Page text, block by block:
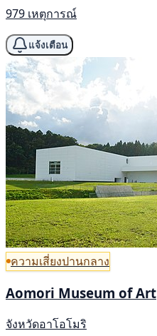
979 เหตุการณ์
แจ้งเตือน
ความเสี่ยงปานกลาง
Aomori Museum of Art
จังหวัดอาโอโมริ